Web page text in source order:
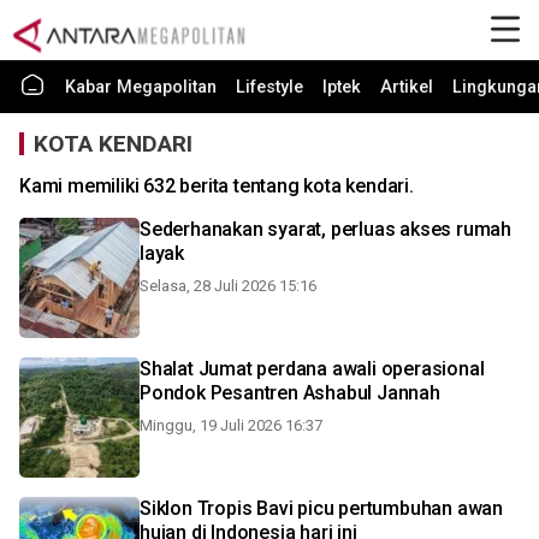
Kabar Megapolitan Lifestyle Iptek Artikel
KOTA KENDARI
Kami memiliki 632 berita tentang kota kendari.
Sederhanakan syarat, perluas akses rumah
layak
Selasa, 28 Juli 2026 15:16
Shalat Jumat perdana awali operasional
Pondok Pesantren Ashabul Jannah
Minggu, 19 Juli 2026 16:37
Siklon Tropis Bavi picu pertumbuhan awan
hujan di Indonesia hari ini